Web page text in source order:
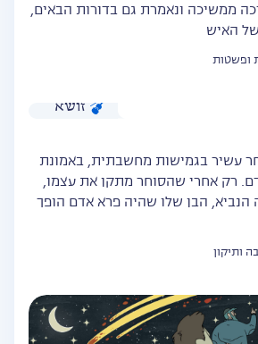
ממשיכה ונאמרת גם בדורות הבאים,
האיש
ופשטות
זושא
עשיר בגמישות מחשבתית, באמונת
רק אחרי שהסוחר מתקן את עצמו,
הנביא, הבן שלו שהיה פרא אדם הופך
ותיקון